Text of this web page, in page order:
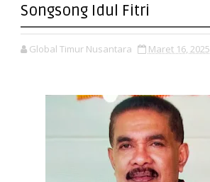
Songsong Idul Fitri
Global Timur Nusantara Maret 16, 2025